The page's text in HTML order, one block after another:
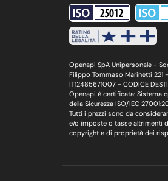
Openapi SpA Unipersonale -
Filippo Tommaso Marinetti 221
IT12485671007 - CODICE
Openapi è certificata: Sistema
della Sicurezza ISO/IEC
Tutti i prezzi sono da
e/o imposte o tasse altrimenti
copyright e di proprietà dei